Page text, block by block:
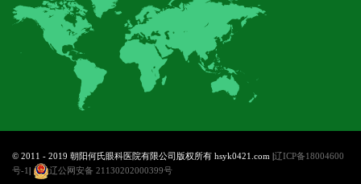
© 2011 - 2019 朝阳何氏眼科医院有限公司版权所有 hsyk0421.com |辽ICP备18004600
号-1| 辽公网安备 21130202000399号